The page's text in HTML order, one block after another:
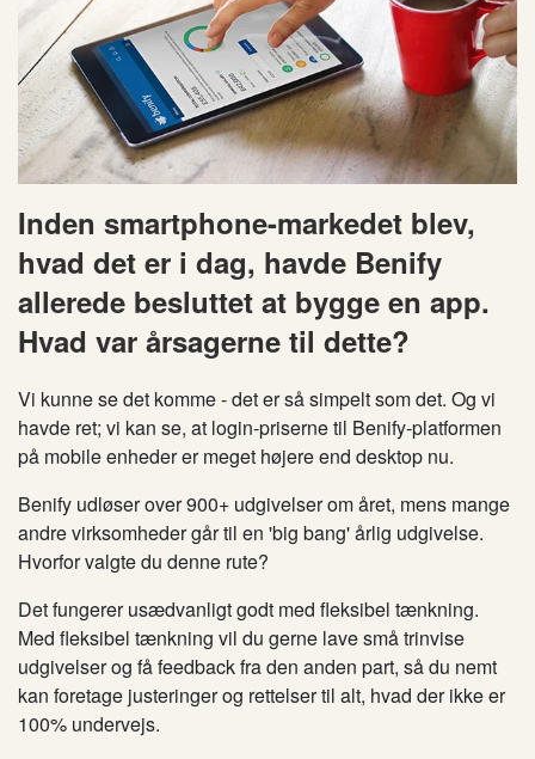
Inden smartphone-markedet blev,
hvad det er i dag, havde Benify
allerede besluttet at bygge en app.
Hvad var årsagerne til dette?
Vi kunne se det komme - det er så simpelt som det. Og vi
havde ret; vi kan se, at login-priserne til Benify-platformen
på mobile enheder er meget højere end desktop nu.
Benify udløser over 900+ udgivelser om året, mens mange
andre virksomheder går til en 'big bang' årlig udgivelse.
Hvorfor valgte du denne rute?
Det fungerer usædvanligt godt med fleksibel tænkning.
Med fleksibel tænkning vil du gerne lave små trinvise
udgivelser og få feedback fra den anden part, så du nemt
kan foretage justeringer og rettelser til alt, hvad der ikke er
100% undervejs.